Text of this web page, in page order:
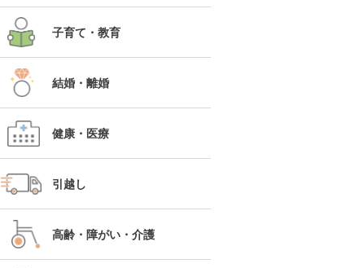
子育て・教育
結婚・離婚
健康・医療
引越し
高齢・障がい・介護